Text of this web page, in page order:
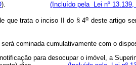
). (Incluído pela Lei nº 13.139,
que trata o inciso II do § 4odeste artigo
cominada cumulativamente com o
para desocupar o imóvel, a